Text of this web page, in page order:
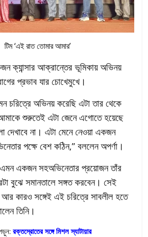
টিম ‘এই রাত তোমার আমার’
ক্যান্সার আক্রান্তের ভূমিকায় অভিনয়
প্রভাব যার চোখেমুখে।
চরিত্রে অভিনয় করেছি এটা তার থেকে
শুরুতেই এটা জেনে এগোতে হয়েছে
দেখাবে না। এটা মেনে নেওয়া একজন
পক্ষে বেশ কঠিন,” বললেন অপর্ণা।
একজন সহঅভিনেতার প্রয়োজন তাঁর
বুঝে সমানতালে সঙ্গত করবেন। সেই
আর কারও সঙ্গেই এই চরিত্রে সাবলীল হতে
তিনি।
রক্তস্রোতের সঙ্গে মিশল স্যাটায়ার